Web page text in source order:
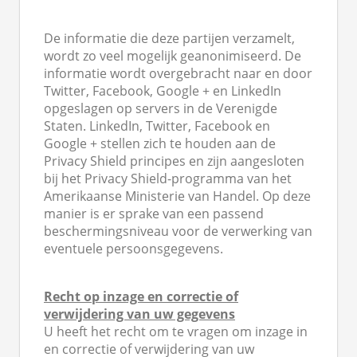
De informatie die deze partijen verzamelt,
wordt zo veel mogelijk geanonimiseerd. De
informatie wordt overgebracht naar en door
Twitter, Facebook, Google + en LinkedIn
opgeslagen op servers in de Verenigde
Staten. LinkedIn, Twitter, Facebook en
Google + stellen zich te houden aan de
Privacy Shield principes en zijn aangesloten
bij het Privacy Shield-programma van het
Amerikaanse Ministerie van Handel. Op deze
manier is er sprake van een passend
beschermingsniveau voor de verwerking van
eventuele persoonsgegevens.
Recht op inzage en correctie of
verwijdering van uw gegevens
U heeft het recht om te vragen om inzage in
en correctie of verwijdering van uw